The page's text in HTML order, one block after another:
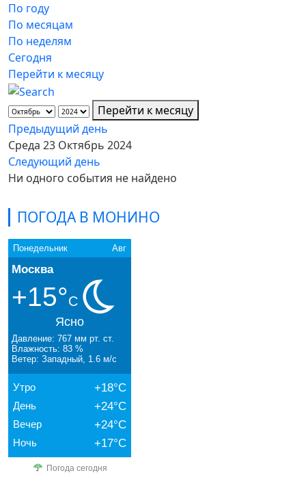
ПОГОДА В МОНИНО
Понедельник Авг
Москва
+15°C
Ясно
Давление: 767 мм рт. ст.
Влажность: 83 %
Ветер: Западный, 1.6 м/с
Утро +18°C
День +24°C
Вечер +24°C
Ночь +17°C
Погода сегодня
По году
По месяцам
По неделям
Сегодня
Перейти к месяцу
Перейти к месяцу
Предыдущий день
Среда 23 Октябрь 2024
Следующий день
Ни одного события не найдено